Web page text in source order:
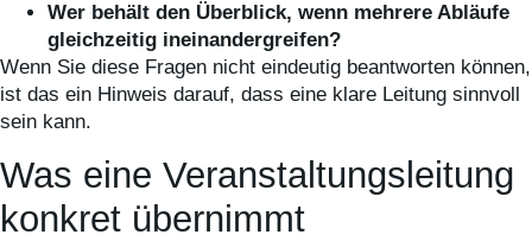
Wer behält den Überblick, wenn mehrere Abläufe
gleichzeitig ineinandergreifen?
Wenn Sie diese Fragen nicht eindeutig beantworten können,
ist das ein Hinweis darauf, dass eine klare Leitung sinnvoll
sein kann.
Was eine Veranstaltungsleitung
konkret übernimmt